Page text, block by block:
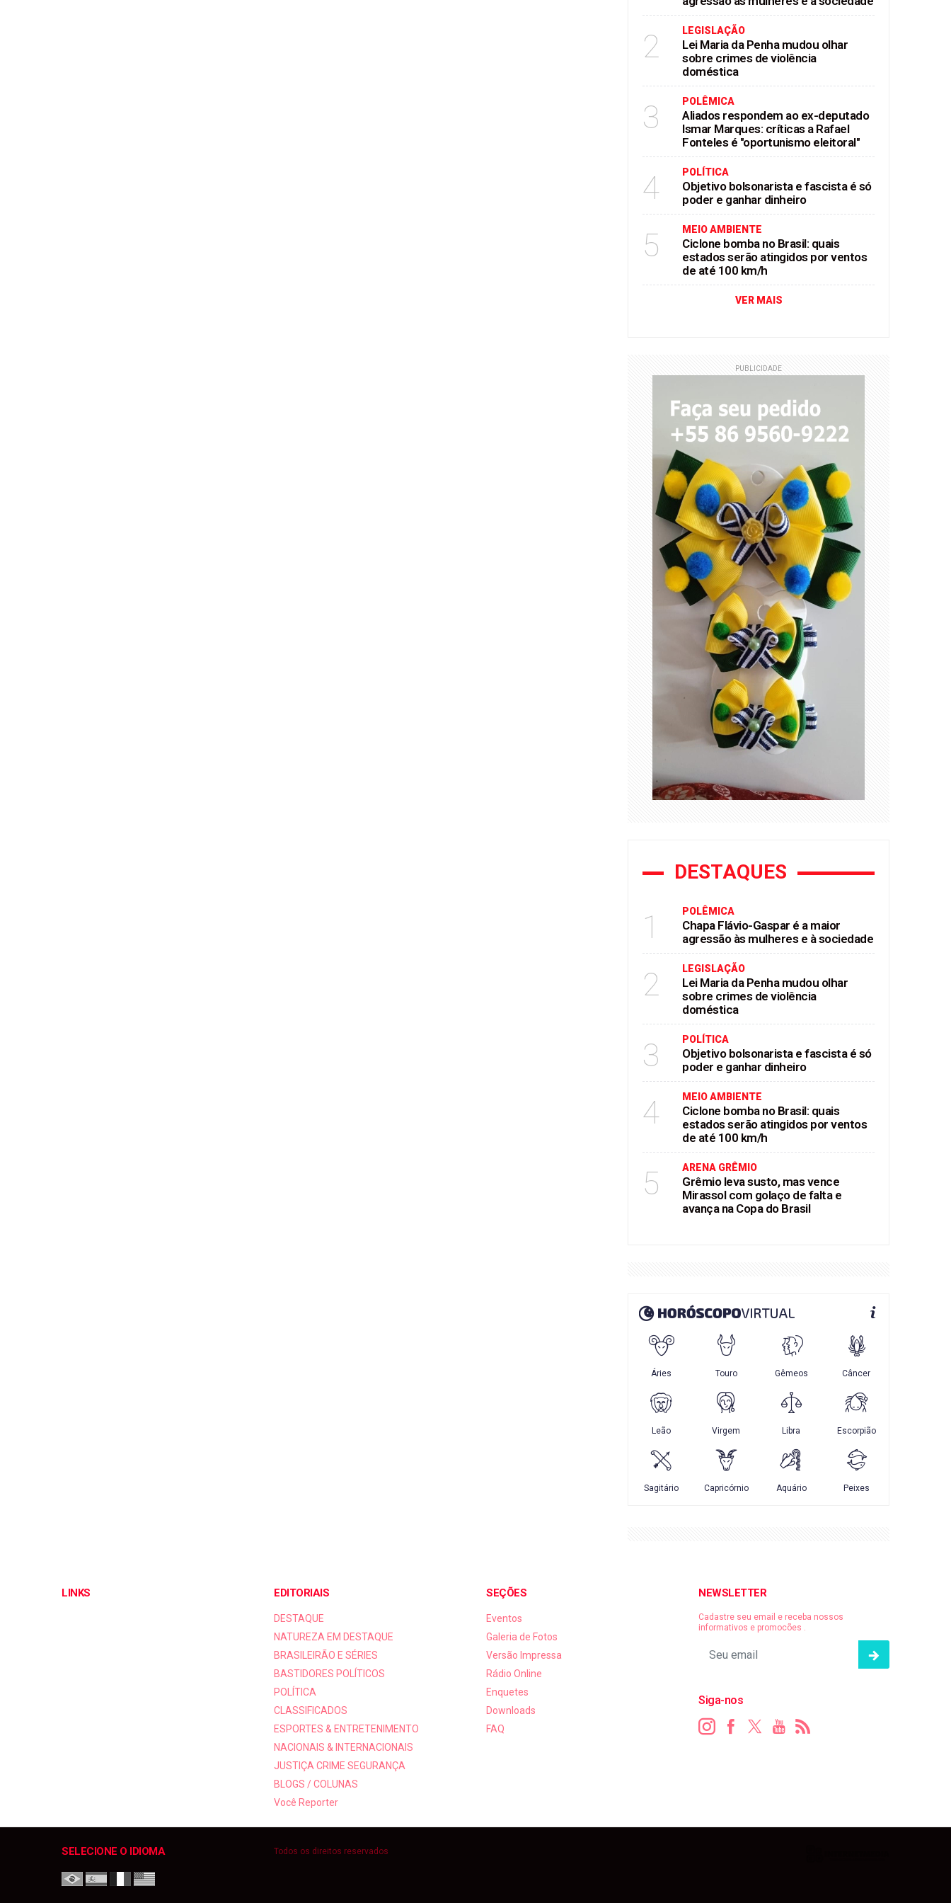
2 LEGISLAÇÃO
Lei Maria da Penha mudou olhar
sobre crimes de violência
doméstica
3 POLÊMICA
Aliados respondem ao ex-deputado
Ismar Marques: críticas a Rafael
Fonteles é "oportunismo eleitoral"
4 POLÍTICA
Objetivo bolsonarista e fascista é só
poder e ganhar dinheiro
5 MEIO AMBIENTE
Ciclone bomba no Brasil: quais
estados serão atingidos por ventos
de até 100 km/h
VER MAIS
PUBLICIDADE
DESTAQUES
1 POLÊMICA
Chapa Flávio-Gaspar é a maior
agressão às mulheres e à sociedade
2 LEGISLAÇÃO
Lei Maria da Penha mudou olhar
sobre crimes de violência
doméstica
3 POLÍTICA
Objetivo bolsonarista e fascista é só
poder e ganhar dinheiro
4 MEIO AMBIENTE
Ciclone bomba no Brasil: quais
estados serão atingidos por ventos
de até 100 km/h
5 ARENA GRÊMIO
Grêmio leva susto, mas vence
Mirassol com golaço de falta e
avança na Copa do Brasil
LINKS EDITORIAIS
DESTAQUE
NATUREZA EM DESTAQUE
BRASILEIRÃO E SÉRIES
BASTIDORES POLÍTICOS
POLÍTICA
CLASSIFICADOS
ESPORTES & ENTRETENIMENTO
NACIONAIS & INTERNACIONAIS
JUSTIÇA CRIME SEGURANÇA
BLOGS / COLUNAS
Você Reporter
SEÇÕES
Eventos
Galeria de Fotos
Versão Impressa
Rádio Online
Enquetes
Downloads
FAQ
NEWSLETTER
Cadastre seu email e receba nossos
informativos e promocões .
Siga-nos
SELECIONE O IDIOMA Todos os direitos reservados